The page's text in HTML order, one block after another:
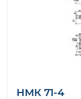
НМК 71-4